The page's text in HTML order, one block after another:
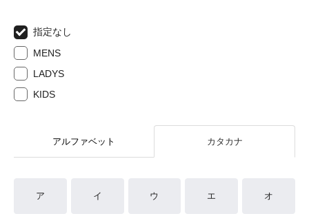
指定なし
MENS
LADYS
KIDS
アルファベット カタカナ
ア イ ウ エ オ